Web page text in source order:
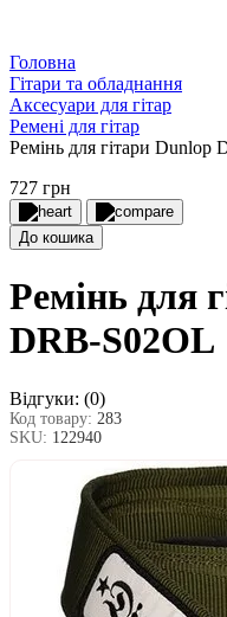
Головна
Гітари та обладнання
Аксесуари для гітар
Ремені для гітар
Ремінь для гітари Dunlop
727 грн
До кошика
Ремінь для
DRB-S02OL
Відгуки: (0)
Код товару: 283
SKU: 122940